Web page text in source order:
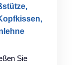
Sie